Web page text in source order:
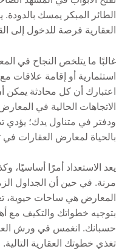
الطائر المبكر يمسك
العقارية فرصة للدخول إلى
غالبًا ما يتلخص النجاح في
استثمارية أو إقامة
اعتبارك أن كل محادثة
ودفتر في متناول يدك؛ يؤدي
بالحياة لمعارض العقارات
يعد الاستعداد أمرًا
مرنة. في حين أن الجداول
المعارض هي ساحات حيوية،
حسبانك. انغمس في ورش
تغذي خطوتك العقارية